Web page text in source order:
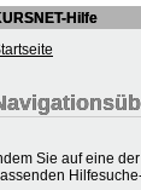
Hilfe
Sie auf eine